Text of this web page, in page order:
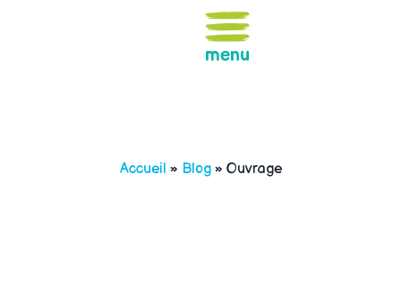
menu
Accueil » Blog» Ouvrage